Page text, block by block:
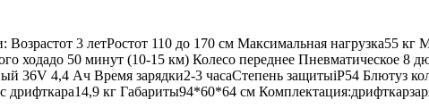
3 летРостот 110 до 170 см Максимальная нагрузка55
ходадо 50 минут (10-15 км) Колесо переднее Пневматическое 8
36V 4,4 Ач Время зарядки2-3 часаСтепень защитыiP54 Блютуз
кг Габариты94*60*64 см